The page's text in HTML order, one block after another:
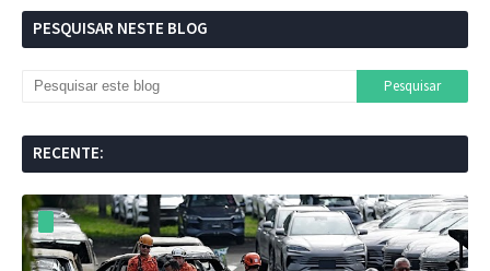
PESQUISAR NESTE BLOG
RECENTE: